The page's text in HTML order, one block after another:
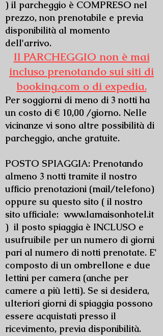
) il parcheggio è COMPRESO nel
prezzo, non prenotabile e previa
disponibilità al momento
dell'arrivo.
Il PARCHEGGIO non è mai
incluso prenotando sui siti di
booking.com o di expedia.
Per soggiorni di meno di 3 notti ha
un costo di € 10,00 /giorno. Nelle
vicinanze vi sono altre possibilità di
parcheggio, anche gratuite.
POSTO SPIAGGIA: Prenotando
almeno 3 notti tramite il nostro
ufficio prenotazioni (mail/telefono)
oppure su questo sito ( il nostro
sito ufficiale: www.lamaisonhotel.it
) il posto spiaggia è INCLUSO e
usufruibile per un numero di giorni
pari al numero di notti prenotate. E'
composto di un ombrellone e due
lettini per camera (anche per
camere a più letti). Se si desidera,
ulteriori giorni di spiaggia possono
essere acquistati presso il
ricevimento, previa disponibilità.